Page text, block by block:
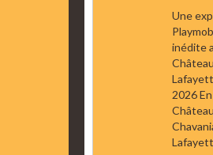
Une
inédite
Château
2026